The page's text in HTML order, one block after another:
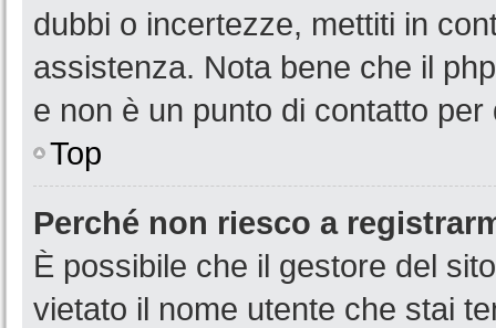
dubbi o incertezze, mettiti in
assistenza. Nota bene che il
e non è un punto di contatto
Top
Perché non riesco a
È possibile che il gestore del
vietato il nome utente che stai